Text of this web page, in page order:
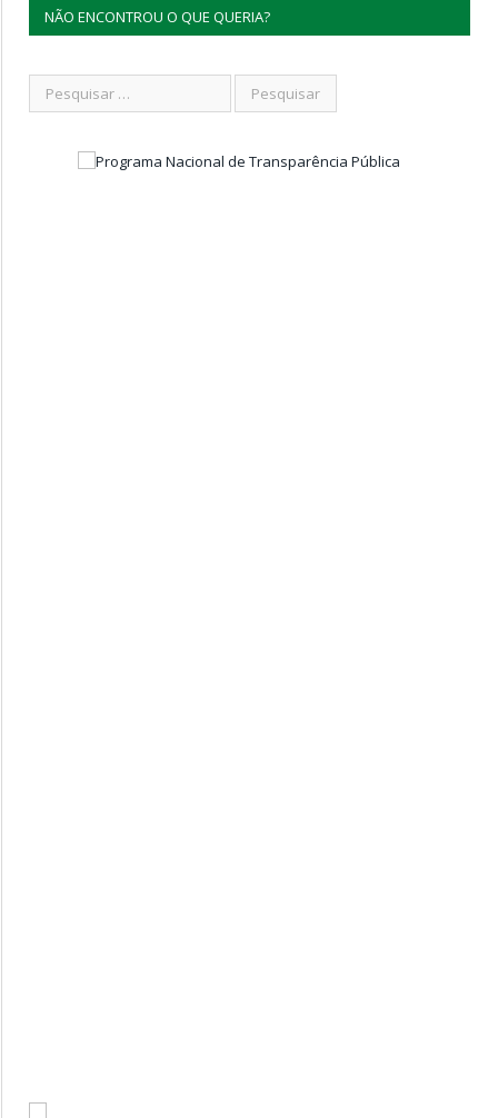
NÃO ENCONTROU O QUE QUERIA?